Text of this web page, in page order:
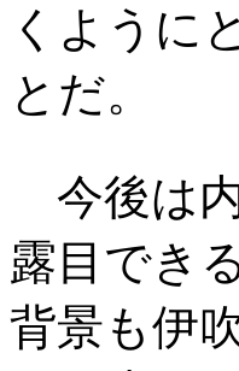
くように
とだ。
今後は
露目でき
背景も伊